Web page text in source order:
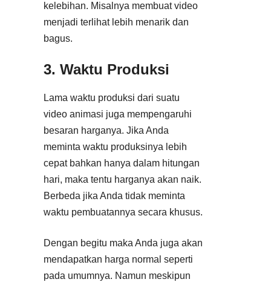
kelebihan. Misalnya membuat video
menjadi terlihat lebih menarik dan
bagus.
3. Waktu Produksi
Lama waktu produksi dari suatu
video animasi juga mempengaruhi
besaran harganya. Jika Anda
meminta waktu produksinya lebih
cepat bahkan hanya dalam hitungan
hari, maka tentu harganya akan naik.
Berbeda jika Anda tidak meminta
waktu pembuatannya secara khusus.
Dengan begitu maka Anda juga akan
mendapatkan harga normal seperti
pada umumnya. Namun meskipun